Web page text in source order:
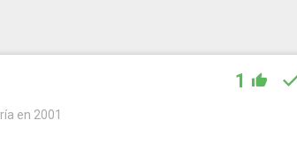
1
en 2001